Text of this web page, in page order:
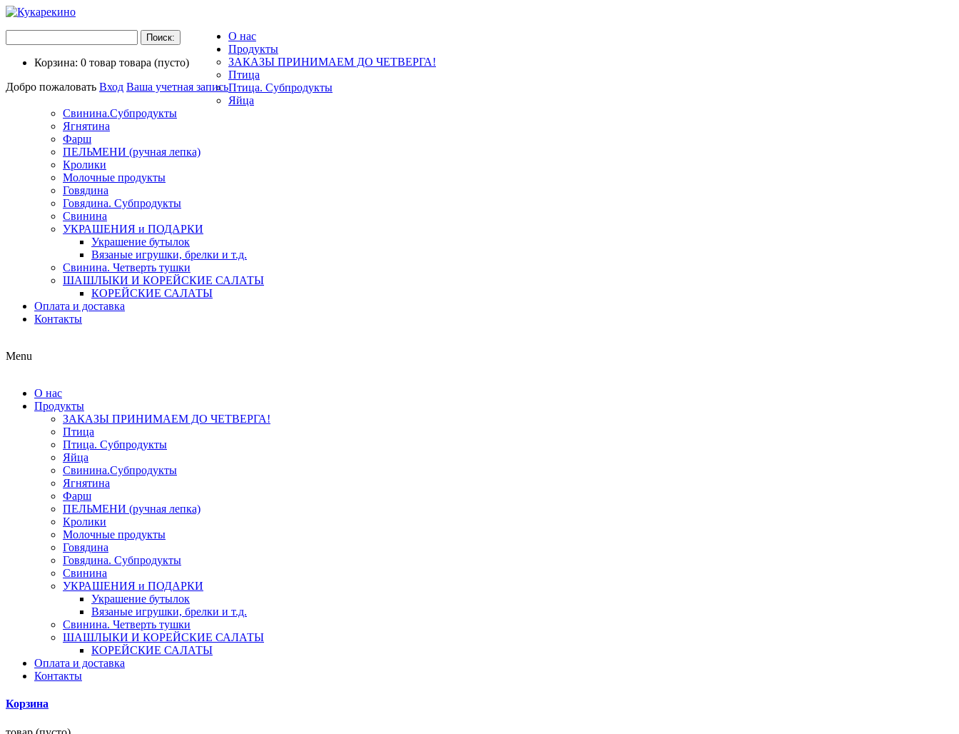
Корзина: 0 товар товара (пусто)
Добро пожаловать Вход Ваша учетная запись
О нас
Продукты
ЗАКАЗЫ ПРИНИМАЕМ ДО ЧЕТВЕРГА!
Птица
Птица. Субпродукты
Яйца
Свинина.Субпродукты
Ягнятина
Фарш
ПЕЛЬМЕНИ (ручная лепка)
Кролики
Молочные продукты
Говядина
Говядина. Субпродукты
Свинина
УКРАШЕНИЯ и ПОДАРКИ
Украшение бутылок
Вязаные игрушки, брелки и т.д.
Свинина. Четверть тушки
ШАШЛЫКИ И КОРЕЙСКИЕ САЛАТЫ
КОРЕЙСКИЕ САЛАТЫ
Оплата и доставка
Контакты
Menu
О нас
Продукты
ЗАКАЗЫ ПРИНИМАЕМ ДО ЧЕТВЕРГА!
Птица
Птица. Субпродукты
Яйца
Свинина.Субпродукты
Ягнятина
Фарш
ПЕЛЬМЕНИ (ручная лепка)
Кролики
Молочные продукты
Говядина
Говядина. Субпродукты
Свинина
УКРАШЕНИЯ и ПОДАРКИ
Украшение бутылок
Вязаные игрушки, брелки и т.д.
Свинина. Четверть тушки
ШАШЛЫКИ И КОРЕЙСКИЕ САЛАТЫ
КОРЕЙСКИЕ САЛАТЫ
Оплата и доставка
Контакты
Корзина